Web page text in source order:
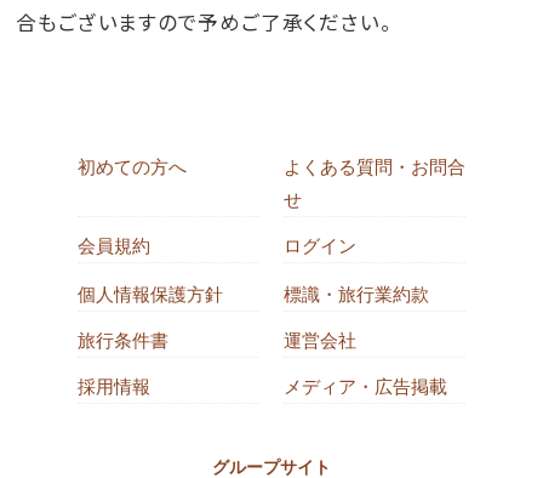
合もございますので予めご了承ください。
初めての方へ
よくある質問・お問合
せ
会員規約 ログイン
個人情報保護方針 標識・旅行業約款
旅行条件書 運営会社
採用情報 メディア・広告掲載
グループサイト